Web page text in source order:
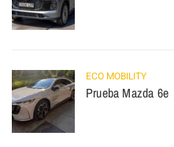
ECO MOBILITY
Prueba Mazda 6e